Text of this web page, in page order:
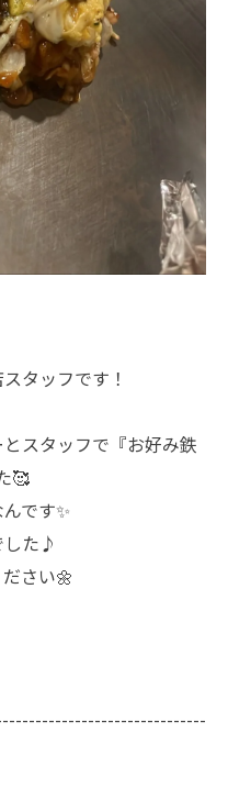
タッフです！
スタッフで『お好み鉄
🥰
です✨
した♪
さい🌼